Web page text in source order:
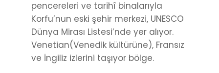
pencereleri ve tarihî binalarıyla
Korfu’nun eski şehir merkezi, UNESCO
Dünya Mirası Listesi’nde yer alıyor.
Venetian(Venedik kültürüne), Fransız
ve İngiliz izlerini taşıyor bölge.